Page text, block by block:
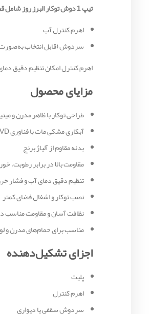
تیپ 1 دوش توکار البرز روز شامل قطعات زیر است:
اهرم کنترل آب
سردوش (قابل انتخاب
اهرم کنترل امکان تنظیم دقیق
مزایای محصول
طراحی توکار با ظاهر مدرن و
آبکاری مشکی مات با فناوری PVD
بدنه مقاوم از آلیاژ برنج
مقاومت بالا در برابر رطوبت،
تنظیم دقیق دمای آب و فشار
نصب توکار و اشغال فضای کمتر
نظافت آسان و مقاومت مناسب
مناسب برای حمام‌های مدرن و
اجزای تشکیل‌دهنده
پلیت
اهرم کنترل
سردوش سقفی یا دیواری